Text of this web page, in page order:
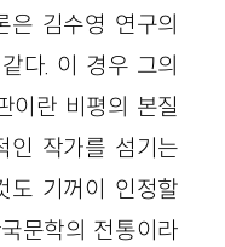
은 김수영 연구의
다. 이 경우 그의
이란 비평의 본질
인 작가를 섬기는
도 기꺼이 인정할
문학의 전통이라